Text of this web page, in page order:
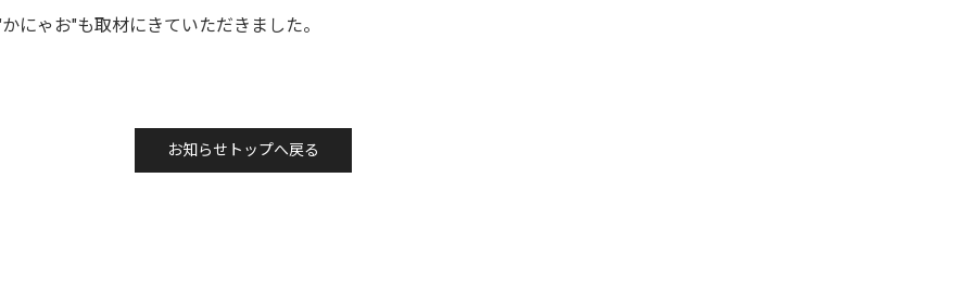
にゃお"も取材にきていただきました。
お知らせトップへ戻る